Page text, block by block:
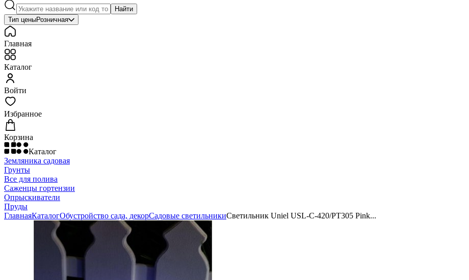
Найти
Тип ценыРозничная
Главная
Каталог
Войти
Избранное
Корзина
Каталог
Земляника садовая
Грунты
Все для полива
Саженцы гортензии
Опрыскиватели
Пруды
ГлавнаяКаталогОбустройство сада, декорСадовые светильникиСветильник Uniel USL-C-420/PT305 Pink...